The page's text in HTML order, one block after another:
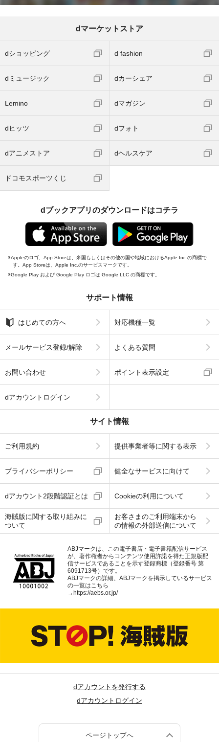
dマーケットストア
dショッピング d fashion
dミュージック dカーシェア
Lemino dマガジン
dヒッツ dフォト
dアニメストア dヘルスケア
ドコモスポーツくじ
dブックアプリのダウンロードはコチラ
Appleのロゴ、App Storeは、米国もしくはその他の国や地域におけるApple Inc.の商標で
す。App Storeは、Apple Inc.のサービスマークです。
Google Play および Google Play ロゴは Google LLC の商標です。
サポート情報
はじめての方へ 対応機種一覧
メールサービス登録/解除 よくある質問
お問い合わせ ポイント表示設定
dアカウントログイン
サイト情報
ご利用規約 提供事業者等に関する表示
プライバシーポリシー 健全なサービスに向けて
dアカウント2段階認証とは Cookieの利用について
海賊版に関する取り組みに
ついて
お客さまのご利用端末から
の情報の外部送信について
ABJマークは、この電子書店・電子書籍配信サービス
が、著作権者からコンテンツ使用許諾を得た正規版配
信サービスであることを示す登録商標（登録番号 第
6091713号）です。
ABJマークの詳細、ABJマークを掲示しているサービス
の一覧はこちら
→ https://aebs.or.jp/
dアカウントを発行する
dアカウントログイン
ページトップへ